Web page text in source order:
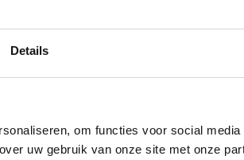
Details
om functies voor social media
uw gebruik van onze site met onze
Levertijd